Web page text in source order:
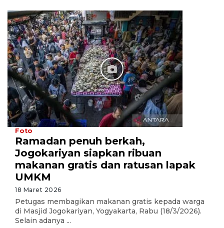
Foto
Ramadan penuh berkah,
Jogokariyan siapkan ribuan
makanan gratis dan ratusan lapak
UMKM
18 Maret 2026
Petugas membagikan makanan gratis kepada warga
di Masjid Jogokariyan, Yogyakarta, Rabu (18/3/2026).
Selain adanya ...